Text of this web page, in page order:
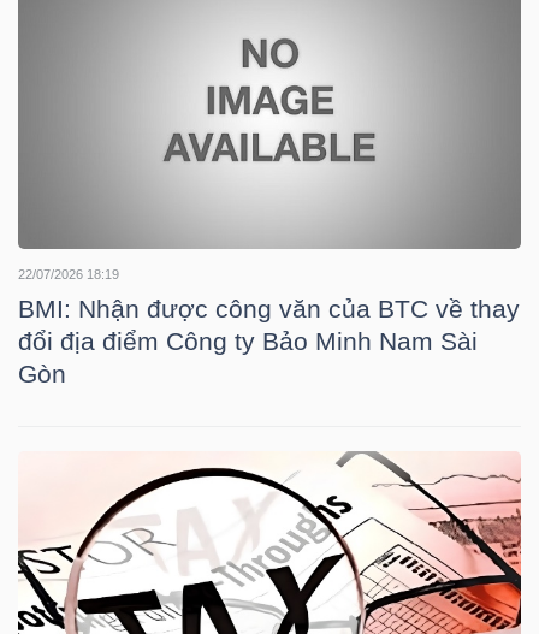
22/07/2026 18:19
BMI: Nhận được công văn của BTC về thay
đổi địa điểm Công ty Bảo Minh Nam Sài
Gòn
ĐÔNG
DƯƠNG
NHÂN